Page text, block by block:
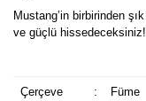
Mustang’in birbirinden
ve güçlü hissedeceksiniz!
Çerçeve
: Füme